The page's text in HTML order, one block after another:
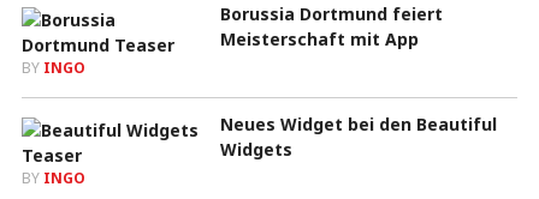
Borussia Dortmund feiert
Meisterschaft mit App
BY INGO
Neues Widget bei den Beautiful
Widgets
BY INGO